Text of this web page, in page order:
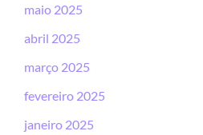
maio 2025
abril 2025
março 2025
fevereiro 2025
janeiro 2025